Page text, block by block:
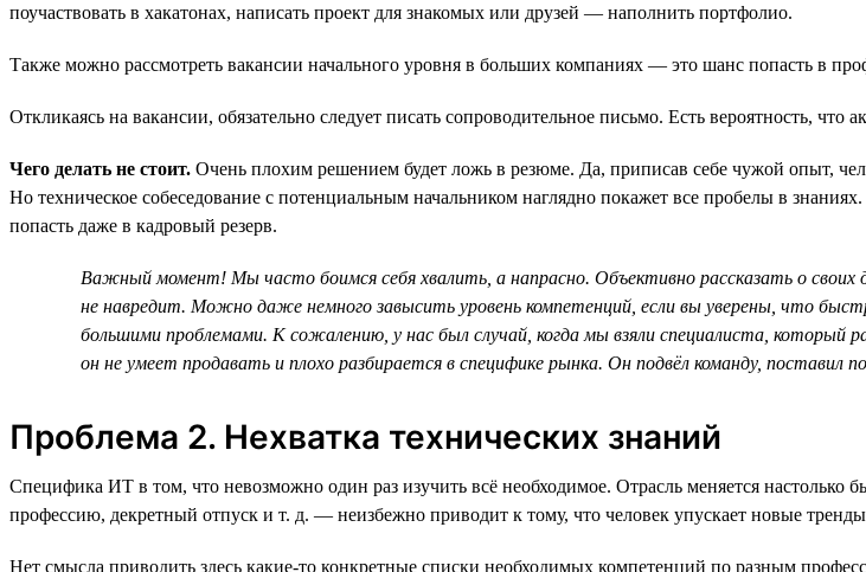
поучаствовать в хакатонах, написать проект для знакомых или друзей — наполнить портфолио.
Также можно рассмотреть вакансии начального уровня в больших компаниях — это шанс попасть в
Откликаясь на вакансии, обязательно следует писать сопроводительное письмо. Есть вероятность,
Чего делать не стоит. Очень плохим решением будет ложь в резюме. Да, приписав себе чужой опыт,
Но техническое собеседование с потенциальным начальником наглядно покажет все пробелы в
попасть даже в кадровый резерв.
Важный момент! Мы часто боимся себя хвалить, а напрасно. Объективно рассказать о
не навредит. Можно даже немного завысить уровень компетенций, если вы уверены, что
большими проблемами. К сожалению, у нас был случай, когда мы взяли специалиста,
он не умеет продавать и плохо разбирается в специфике рынка. Он подвёл команду,
Проблема 2. Нехватка технических знаний
Специфика ИТ в том, что невозможно один раз изучить всё необходимое. Отрасль меняется
профессию, декретный отпуск и т. д. — неизбежно приводит к тому, что человек упускает новые
Нет смысла приводить здесь какие-то конкретные списки необходимых компетенций по разным